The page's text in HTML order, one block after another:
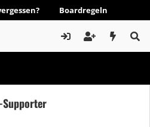
Boardregeln
Supporter